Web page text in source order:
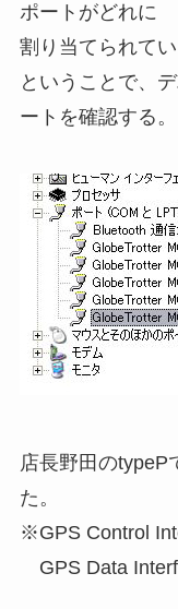
ポートがどれに
割り当てられて
ということで、
ートを確認する。
店長野田のtypeP
た。
※GPS Control
GPS Data